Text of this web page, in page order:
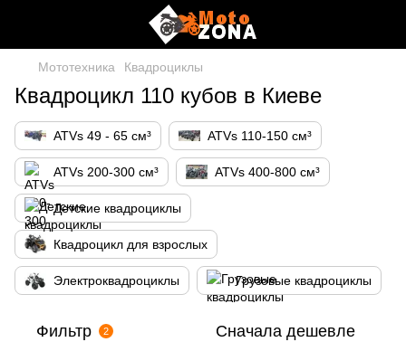
Мототехника Квадроциклы
Квадроцикл 110 кубов в Киеве
ATVs 49 - 65 см³ ATVs 110-150 см³
ATVs 200-300 см³ ATVs 400-800 см³
Детские квадроциклы
Квадроцикл для взрослых
Электроквадроциклы Грузовые квадроциклы
Фильтр 2 Сначала дешевле